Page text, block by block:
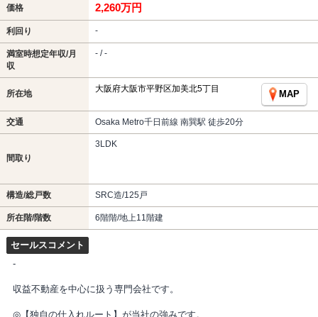
価格 2,260万円
利回り -
満室時想定年収/月
収
- / -
所在地 大阪府大阪市平野区加美北5丁目
MAP
交通 Osaka Metro千日前線 南巽駅 徒歩20分
間取り
3LDK
構造/総戸数 SRC造/125戸
所在階/階数 6階階/地上11階建
セールスコメント
-
収益不動産を中心に扱う専門会社です。
◎【独自の仕入れルート】が当社の強みです。